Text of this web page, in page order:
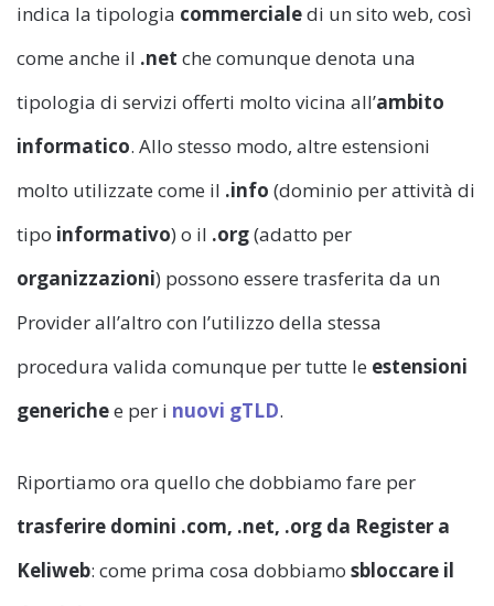
indica la tipologia commercialedi un sito web, così
come anche il .net che comunque denota una
tipologia di servizi offerti molto vicina all’ambito
informatico. Allo stesso modo, altre estensioni
molto utilizzate come il .info (dominio per attività di
tipo informativo) o il .org(adatto per
organizzazioni) possono essere trasferita da un
Provider all’altro con l’utilizzo della stessa
procedura valida comunque per tutte le estensioni
generichee per i nuovi gTLD.
Riportiamo ora quello che dobbiamo fare per
trasferire domini .com, .net, .org da Register a
Keliweb: come prima cosa dobbiamo sbloccare il